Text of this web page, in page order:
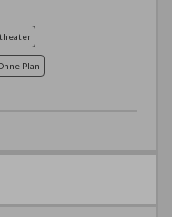
Plan